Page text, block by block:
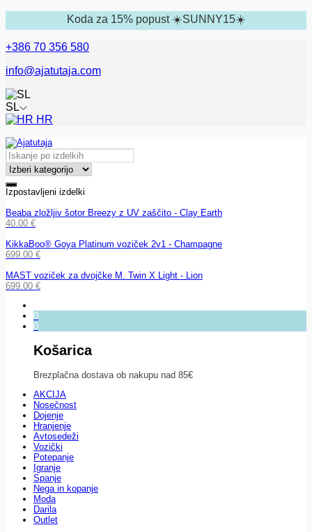
Koda za 15% popust ☀️SUNNY15☀️
+386 70 356 580
info@ajatutaja.com
SL
HR
Izpostavljeni izdelki
Beaba zložljiv šotor Breezy z UV zaščito - Clay Earth
40.00 €
KikkaBoo® Goya Platinum voziček 2v1 - Champagne
699.00 €
MAST voziček za dvojčke M. Twin X Light - Lion
699.00 €
0
0
Košarica
Brezplačna dostava ob nakupu nad 85€
AKCIJA
Nosečnost
Dojenje
Hranjenje
Avtosedeži
Vozički
Potepanje
Igranje
Spanje
Nega in kopanje
Moda
Darila
Outlet